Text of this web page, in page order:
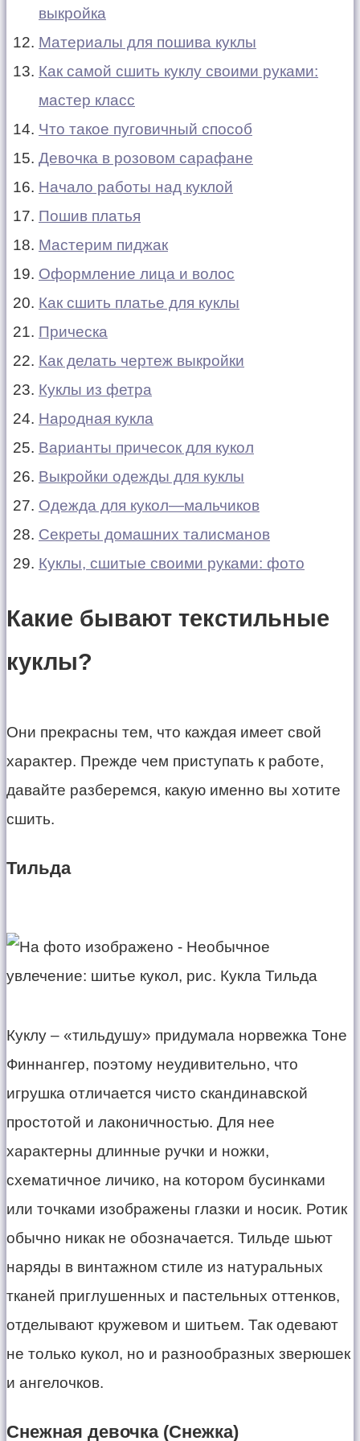
выкройка
Материалы для пошива куклы
Как самой сшить куклу своими руками:
мастер класс
Что такое пуговичный способ
Девочка в розовом сарафане
Начало работы над куклой
Пошив платья
Мастерим пиджак
Оформление лица и волос
Как сшить платье для куклы
Прическа
Как делать чертеж выкройки
Куклы из фетра
Народная кукла
Варианты причесок для кукол
Выкройки одежды для куклы
Одежда для кукол—мальчиков
Секреты домашних талисманов
Куклы, сшитые своими руками: фото
Какие бывают текстильные
куклы?
​Они прекрасны тем, что каждая имеет свой
характер. Прежде чем приступать к работе,
давайте разберемся, какую именно вы хотите
сшить.
Тильда
​Куклу – «тильдушу» придумала норвежка Тоне
Финнангер, поэтому неудивительно, что
игрушка отличается чисто скандинавской
простотой и лаконичностью. Для нее
характерны длинные ручки и ножки,
схематичное личико, на котором бусинками
или точками изображены глазки и носик. Ротик
обычно никак не обозначается. Тильде шьют
наряды в винтажном стиле из натуральных
тканей приглушенных и пастельных оттенков,
отделывают кружевом и шитьем. Так одевают
не только кукол, но и разнообразных зверюшек
и ангелочков.
Снежная девочка (Снежка)